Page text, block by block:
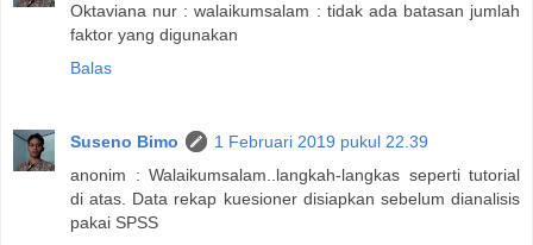
Oktaviana nur : walaikumsalam : tidak ada batasan jumlah
faktor yang digunakan
Balas
Suseno Bimo
1 Februari 2019 pukul 22.39
anonim : Walaikumsalam..langkah-langkas seperti tutorial
di atas. Data rekap kuesioner disiapkan sebelum dianalisis
pakai SPSS